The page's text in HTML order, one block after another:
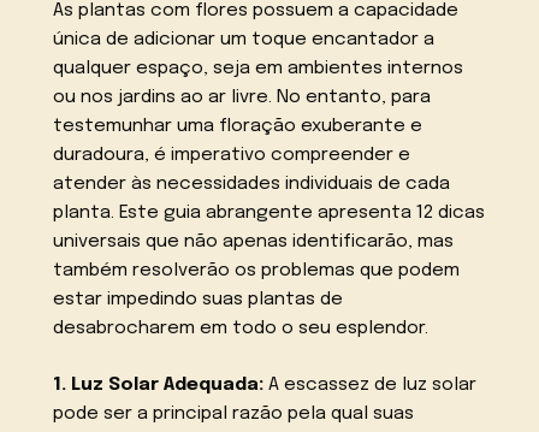
As plantas com flores possuem a capacidade
única de adicionar um toque encantador a
qualquer espaço, seja em ambientes internos
ou nos jardins ao ar livre. No entanto, para
testemunhar uma floração exuberante e
duradoura, é imperativo compreender e
atender às necessidades individuais de cada
planta. Este guia abrangente apresenta 12 dicas
universais que não apenas identificarão, mas
também resolverão os problemas que podem
estar impedindo suas plantas de
desabrocharem em todo o seu esplendor.
1. Luz Solar Adequada: A escassez de luz solar
pode ser a principal razão pela qual suas